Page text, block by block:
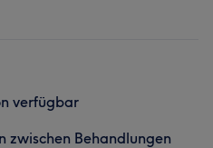
verfügbar
zwischen Behandlungen